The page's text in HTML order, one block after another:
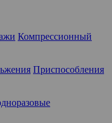
Компрессионный
Приспособления